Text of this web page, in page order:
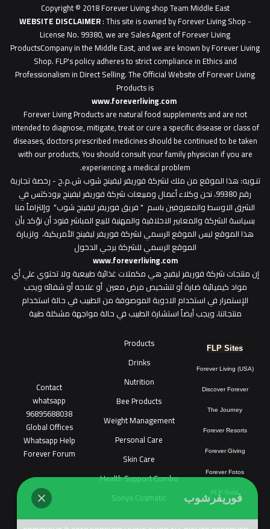
Copyright © 2018 Forever Living shop Team Middle East
WEBSITE DISCLAIMER: This site is owned by Forever Living Shop -
License No. 99380, we are Sales Agent of Forever Living
ProductsCompany in the Middle East, and we are known by Forever Living
Shop. FLP's policy adheres to strict compliance in Ethics and
Professionalism in Direct Selling. The Official Website of Forever Living
Products is
www.foreverliving.com
Forever Living Products are natural food supplements and are not
intended to diagnose, mitigate, treat or cure a specific disease or class of
diseases, doctors prescribed medicines should be continued to be taken
with our products, You should consult your family physician if you are
experiencing a medical problem.
تنـويه: هذا الموقع من ملك لشركة فوريفر ليفينج شوب ش.م.ح - رخصة تجارية
رقم 99380، نحن وكلاء أعمال ومبيعات شركة فوريفر لبفينج برودكتس في
الشرق الاوسط والمعروفين باسم " فريق فوريفر ليفينج شوب" وإلتزاماً منا
بسياسة الشركة والمعايير الاخلاقية والمهنية للبيع المباشر فنود أن نؤكد بأن
هذا الموقع ليس الموقع الرسمي لشركة فوريفر ليفينج الأمريكية، ولزيارة
الموقع الرسمي للشركة يرجي الدخول
www.foreverliving.com
​إن منتجات شركة فوريفر ليفيج هي مكملات غذائية طبيعية ولا تحتوي علي أي
مواد كيميائية ضارة أو لتشخيص مرض معين أو علاجه أو شفائه ويجب
الإستمرار في استخدام الادوية الموصوفة من الطبيب في حالة استخدام
منتجاتنا، ويجب أيضاً استشارة الطبيب في حالة مواجهة مشكلة طبية
FLP Sites
Forever Living (USA)
Discover Forever
The Journey
Forever Resorts
Forever Giving
Forever Fotos
FLP Tools
Products
Drinks
Nutrition
Bee Products
Weight Management
Personal Care
Skin Care
Health Support Combo
Sonya Cosmatic
Contact
whatsapp
96895688038
Global Offices
Whatsapp Help
Forever Forum
فوريفرشوب